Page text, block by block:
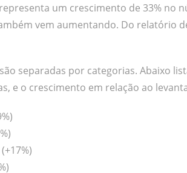
um crescimento de 33% no
vem aumentando. Do relatório
separadas por categorias. Abaixo
e o crescimento em relação ao